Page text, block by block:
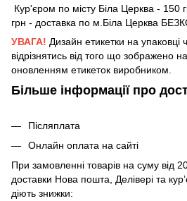
Кур'єром по місту Біла Церква - 150
грн - доставка по м.Біла Церква
УВАГА! Дизайн етикетки на
відрізнятись від того що зображено
оновленням етикеток виробником.
Більше інформації про
Післяплата
Онлайн оплата на сайті
При замовленні товарів на суму від
доставки Нова пошта, Делівері та
діють знижки: